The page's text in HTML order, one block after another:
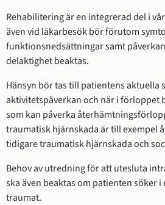
Rehabilitering är en integrerad del i
även vid läkarbesök bör förutom
funktionsnedsättningar samt
delaktighet beaktas.
Hänsyn bör tas till patientens aktuella
aktivitetspåverkan och när i förloppet
som kan påverka
traumatisk hjärnskada är till exempel
tidigare traumatisk hjärnskada och
Behov av utredning för att utesluta
ska även beaktas om patienten söker
traumat.